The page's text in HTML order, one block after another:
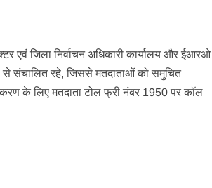
एवं जिला निर्वाचन अधिकारी कार्यालय और ईआरओ
संचालित रहे, जिससे मतदाताओं को समुचित
के लिए मतदाता टोल फ्री नंबर 1950 पर कॉल